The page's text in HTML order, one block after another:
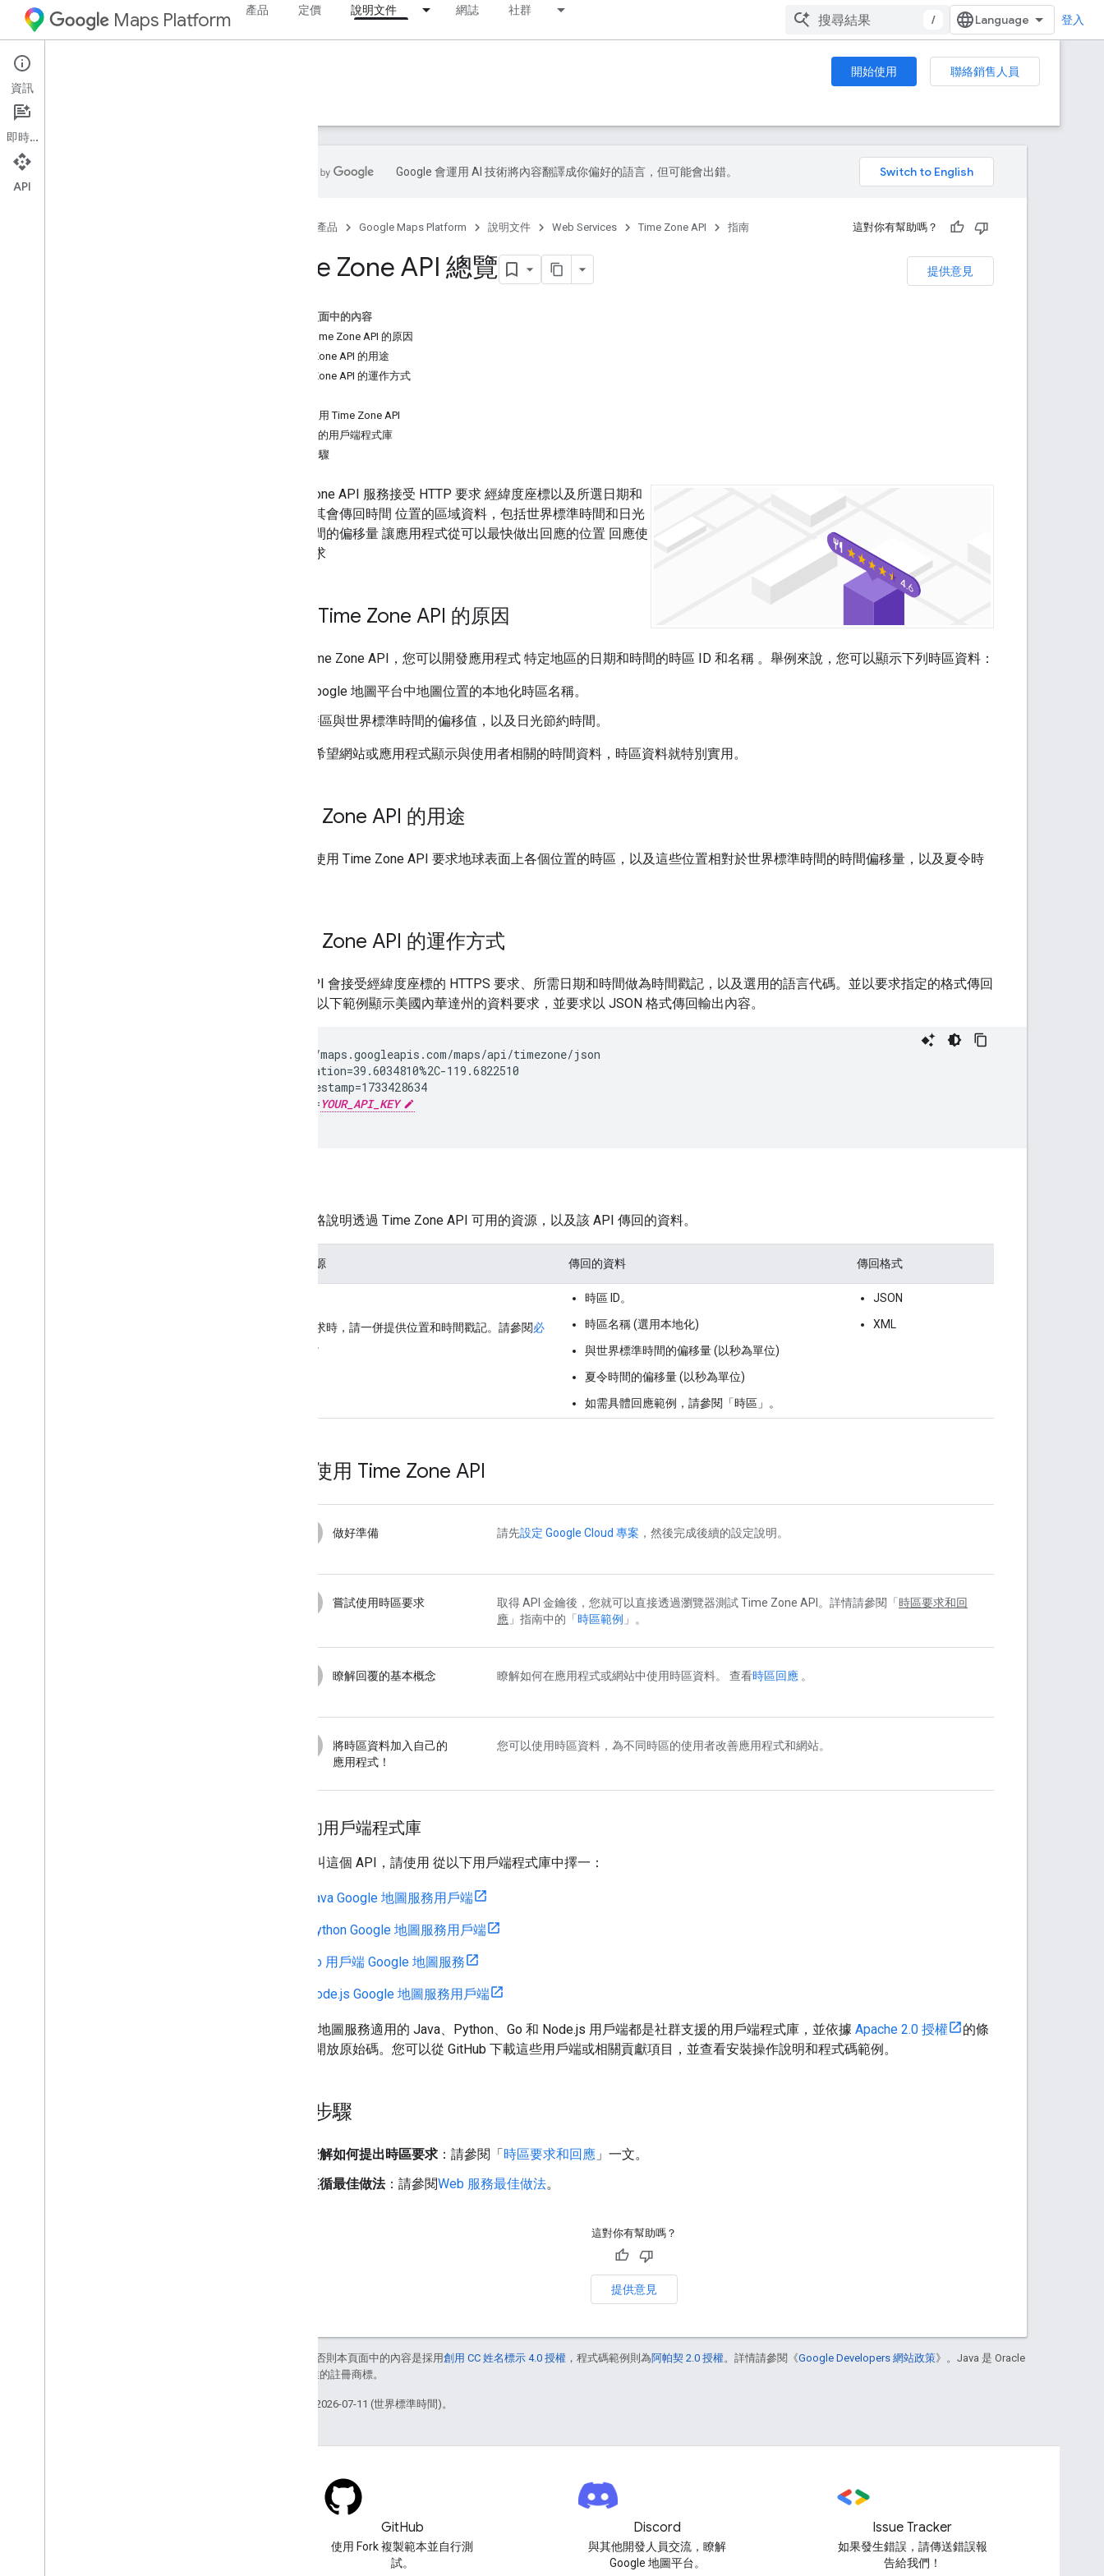
Maps Platform 產品 定價 說明文件 網誌 社群
/ 登入
Web Services 開始使用
聯絡銷售人員
指南
Google 會運用 AI 技術將內容翻譯成你偏好的語言，但可能會出錯。
產品 Google Maps Platform 說明文件 Web Services Time Zone API 指南 這對你有幫助嗎？
提供意見
Time Zone API 總覽
這個頁面中的內容
使用 Time Zone API 的原因
Time Zone API 的用途
Time Zone API 的運作方式
如何使用 Time Zone API
可用的用戶端程式庫
後續步驟
Time Zone API 服務接受 HTTP 要求 經緯度座標以及所選日期和
時間。其會傳回時間 位置的區域資料，包括世界標準時間和日光
節約時間的偏移量 讓應用程式從可以最快做出回應的位置 回應使
用者要求
使用 Time Zone API 的原因
透過 Time Zone API，您可以開發應用程式 特定地區的日期和時間的時區 ID 和名稱 。舉例來說，您可以顯示下列時區資料：
Google 地圖平台中地圖位置的本地化時區名稱。
時區與世界標準時間的偏移值，以及日光節約時間。
如果您希望網站或應用程式顯示與使用者相關的時間資料，時區資料就特別實用。
Time Zone API 的用途
您可以使用 Time Zone API 要求地球表面上各個位置的時區，以及這些位置相對於世界標準時間的時間偏移量，以及夏令時
Time Zone API 的運作方式
時區 API 會接受經緯度座標的 HTTPS 要求、所需日期和時間做為時間戳記，以及選用的語言代碼。並以要求指定的格式傳回
資料。 以下範例顯示美國內華達州的資料要求，並要求以 JSON 格式傳回輸出內容。
https://maps.googleapis.com/maps/api/timezone/json
    ?location=39.6034810%2C-119.6822510
    &timestamp=1733428634
    &key=
YOUR_API_KEY
下表概略說明透過 Time Zone API 可用的資源，以及該 API 傳回的資料。
資料資源 傳回的資料 傳回格式
提出要求時，請一併提供位置和時間戳記。請參閱必
時區 ID。
時區名稱 (選用本地化)
與世界標準時間的偏移量 (以秒為單位)
夏令時間的偏移量 (以秒為單位)
如需具體回應範例，請參閱「時區」。
JSON
XML
如何使用 Time Zone API
做好準備 請先設定 Google Cloud 專案 ，然後完成後續的設定說明。
嘗試使用時區要求 取得 API 金鑰後，您就可以直接透過瀏覽器測試 Time Zone API。詳情請參閱「 時區要求和回
應 」指南中的「 時區範例 」。
瞭解回覆的基本概念 瞭解如何在應用程式或網站中使用時區資料。 查看時區回應 。
將時區資料加入自己的
應用程式！
您可以使用時區資料，為不同時區的使用者改善應用程式和網站。
可用的用戶端程式庫
如要呼叫這個 API，請使用 從以下用戶端程式庫中擇一：
Java Google 地圖服務用戶端
Python Google 地圖服務用戶端
Go 用戶端 Google 地圖服務
Node.js Google 地圖服務用戶端
Google 地圖服務適用的 Java、Python、Go 和 Node.js 用戶端都是社群支援的用戶端程式庫，並依據 Apache 2.0 授權
的條
款提供開放原始碼。您可以從 GitHub 下載這些用戶端或相關貢獻項目，並查看安裝操作說明和程式碼範例。
後續步驟
瞭解如何提出時區要求 ：請參閱「時區要求和回應 」一文。
遵循最佳做法：請參閱Web 服務最佳做法。
這對你有幫助嗎？
提供意見
除非另有註明，否則本頁面中的內容是採用創用 CC 姓名標示 4.0 授權 ，程式碼範例則為阿帕契 2.0 授權。詳情請參閱《Google Developers 網站政策》。Java 是 Oracle
和/或其關聯企業的註冊商標。
上次更新時間：2026-07-11 (世界標準時間)。
GitHub
使用 Fork 複製範本並自行測
試。
Discord
與其他開發人員交流，瞭解
Google 地圖平台。
Issue Tracker
如果發生錯誤，請傳送錯誤報
告給我們！
資訊
即時通訊
API